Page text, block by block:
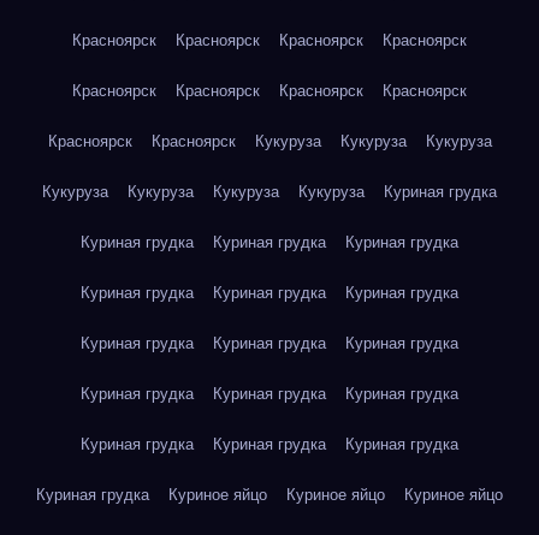
Красноярск Красноярск Красноярск Красноярск
Красноярск Красноярск Красноярск Красноярск
Красноярск Красноярск Кукуруза Кукуруза Кукуруза
Кукуруза Кукуруза Кукуруза Кукуруза Куриная грудка
Куриная грудка Куриная грудка Куриная грудка
Куриная грудка Куриная грудка Куриная грудка
Куриная грудка Куриная грудка Куриная грудка
Куриная грудка Куриная грудка Куриная грудка
Куриная грудка Куриная грудка Куриная грудка
Куриная грудка Куриное яйцо Куриное яйцо Куриное яйцо